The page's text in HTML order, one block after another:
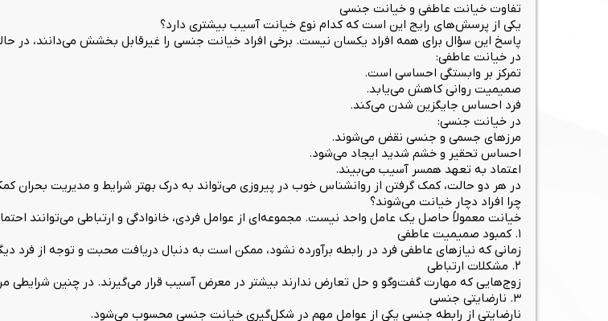
تفاوت خیانت عاطفی و خیانت جنسی
یکی از پرسش‌های رایج این است که کدام نوع خیانت آسیب بیشتری دارد؟
پاسخ این سؤال برای همه افراد یکسان نیست. برخی افراد خیانت جنسی را غیرقابل بخشش می‌دانند، در
در خیانت عاطفی:
تمرکز بر وابستگی احساسی است.
صمیمیت روانی کاهش می‌یابد.
فرد احساس جایگزین شدن می‌کند.
در خیانت جنسی:
مرزهای جسمی و جنسی نقض می‌شوند.
احساس تحقیر و خشم شدید ایجاد می‌شود.
اعتماد به تعهد همسر آسیب می‌بیند.
در هر دو حالت، کمک گرفتن از روانشناس خوب در پیروزی می‌تواند به درک بهتر شرایط و مدیریت بحران
چرا افراد دچار خیانت می‌شوند؟
خیانت معمولاً حاصل یک عامل واحد نیست. مجموعه‌ای از عوامل فردی، خانوادگی و ارتباطی می‌توانند
۱. کمبود صمیمیت عاطفی
زمانی که نیازهای عاطفی فرد در رابطه برآورده نشود، ممکن است به دنبال دریافت محبت و توجه از فرد
۲. مشکلات ارتباطی
زوج‌هایی که مهارت گفت‌وگو و حل تعارض ندارند بیشتر در معرض آسیب قرار می‌گیرند. در چنین شرایطی
۳. نارضایتی جنسی
نارضایتی از رابطه جنسی یکی از عوامل مهم در شکل‌گیری خیانت جنسی محسوب می‌شود.